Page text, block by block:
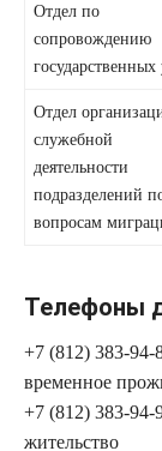
Отдел по
сопровождению
государственных
Отдел
служебной
деятельности
подразделений
вопросам
Телефоны
+7 (812) 383-94-
временное
+7 (812) 383-94-
жительство